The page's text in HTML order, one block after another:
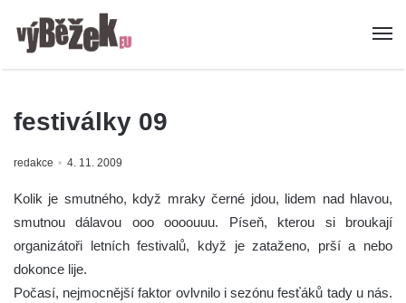
festiválky 09
redakce 4. 11. 2009
Kolik je smutného, když mraky černé jdou, lidem nad hlavou,
smutnou dálavou ooo oooouuu. Píseň, kterou si broukají
organizátoři letních festivalů, když je zataženo, prší a nebo
dokonce lije.
Počasí, nejmocnější faktor ovlvnilo i sezónu fesťáků tady u nás.